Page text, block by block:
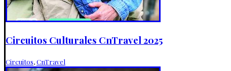
Circuitos Culturales CnTravel 2025
Circuitos,CnTravel